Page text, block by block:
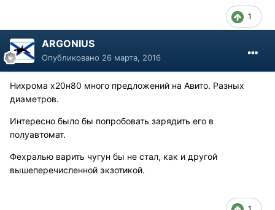
1
ARGONIUS
Опубликовано 26 марта, 2016
Нихрома х20н80 много предложений на Авито. Разных
диаметров.
Интересно было бы попробовать зарядить его в
полуавтомат.
Фехралью варить чугун бы не стал, как и другой
вышеперечисленной экзотикой.